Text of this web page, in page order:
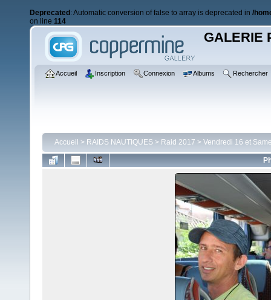
Deprecated : Automatic conversion of false to array is deprecated in /
on line 114
GALERIE
Accueil Inscription Connexion Albums Rechercher
Accueil > RAIDS NAUTIQUES > Raid 2017 > Vendredi 16 et